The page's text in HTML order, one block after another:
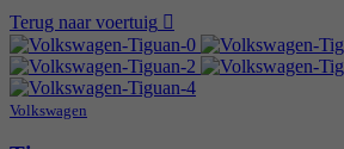
Terug naar voertuig
Volkswagen